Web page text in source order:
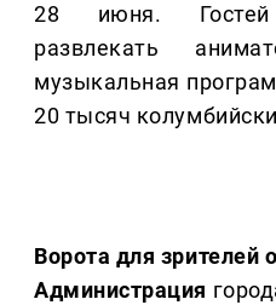
28 июня. Гостей
развлекать
музыкальная
20 тысяч
Ворота для зрителей
Администрация